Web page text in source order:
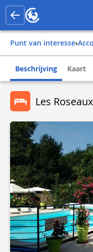
Punt van interesse›
Beschrijving Kaart
Les Roseaux